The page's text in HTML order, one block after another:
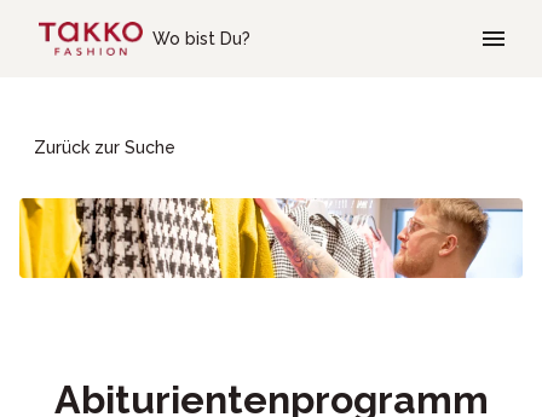
Wo bist Du?
Zurück zur Suche
Abiturientenprogramm